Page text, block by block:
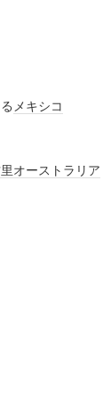
１
メキシコ １
オーストラリア
０
ン
０